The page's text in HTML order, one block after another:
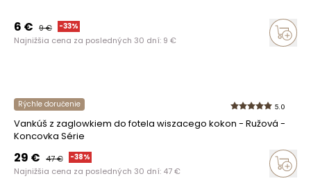
6 € 9€ -33%
Najnižšia cena za posledných 30 dní: 9 €
Rýchle doručenie 5.0
Vankúš z zaglowkiem do fotela wiszacego kokon - Ružová -
Koncovka Série
29 € 47€ -38%
Najnižšia cena za posledných 30 dní: 47€